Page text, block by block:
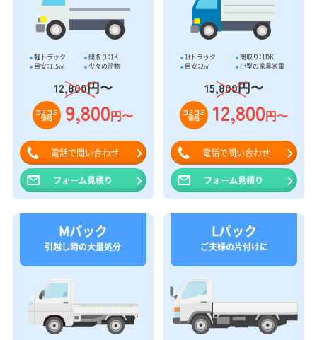
軽トラック
間取り：1K
目安：1.5㎥
少々の荷物
12,800円〜
コミコミ
価格 9,800円〜
電話で問い合わせ
フォーム見積り
1tトラック
間取り：1DK
目安：2㎥
小型の家具家電
15,800円〜
コミコミ
価格 12,800円〜
電話で問い合わせ
フォーム見積り
Mパック
引越し時の大量処分
Lパック
ご夫婦の片付けに